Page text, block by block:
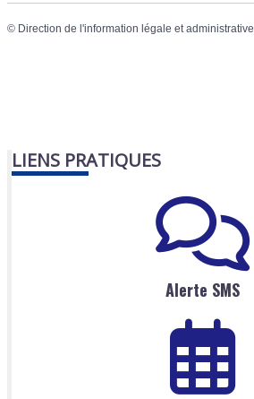
© Direction de l'information légale et administrative
LIENS PRATIQUES
Alerte SMS